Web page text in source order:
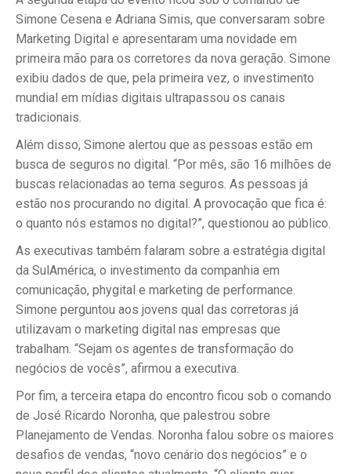
Simone Cesena e Adriana Simis, que conversaram sobre
Marketing Digital e apresentaram uma novidade em
primeira mão para os corretores da nova geração. Simone
exibiu dados de que, pela primeira vez, o investimento
mundial em mídias digitais ultrapassou os canais
tradicionais.
Além disso, Simone alertou que as pessoas estão em
busca de seguros no digital. “Por mês, são 16 milhões de
buscas relacionadas ao tema seguros. As pessoas já
estão nos procurando no digital. A provocação que fica é:
o quanto nós estamos no digital?”, questionou ao público.
As executivas também falaram sobre a estratégia digital
da SulAmérica, o investimento da companhia em
comunicação, phygital e marketing de performance.
Simone perguntou aos jovens qual das corretoras já
utilizavam o marketing digital nas empresas que
trabalham. “Sejam os agentes de transformação do
negócios de vocês”, afirmou a executiva.
Por fim, a terceira etapa do encontro ficou sob o comando
de José Ricardo Noronha, que palestrou sobre
Planejamento de Vendas. Noronha falou sobre os maiores
desafios de vendas, “novo cenário dos negócios” e o